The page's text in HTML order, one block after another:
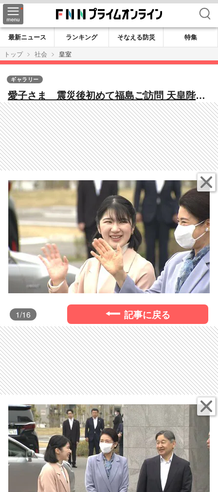
検索
最新ニュース ランキング そなえる防災
特集
トップ
社会 皇室
愛子さま 震災後初めて福島ご訪問 天皇陛下
のご要望で 被災地へ寄り添う思い 愛子さま
の“お印”「ゴヨウツツジ」も
ギャラリー
1/16 記事に戻る